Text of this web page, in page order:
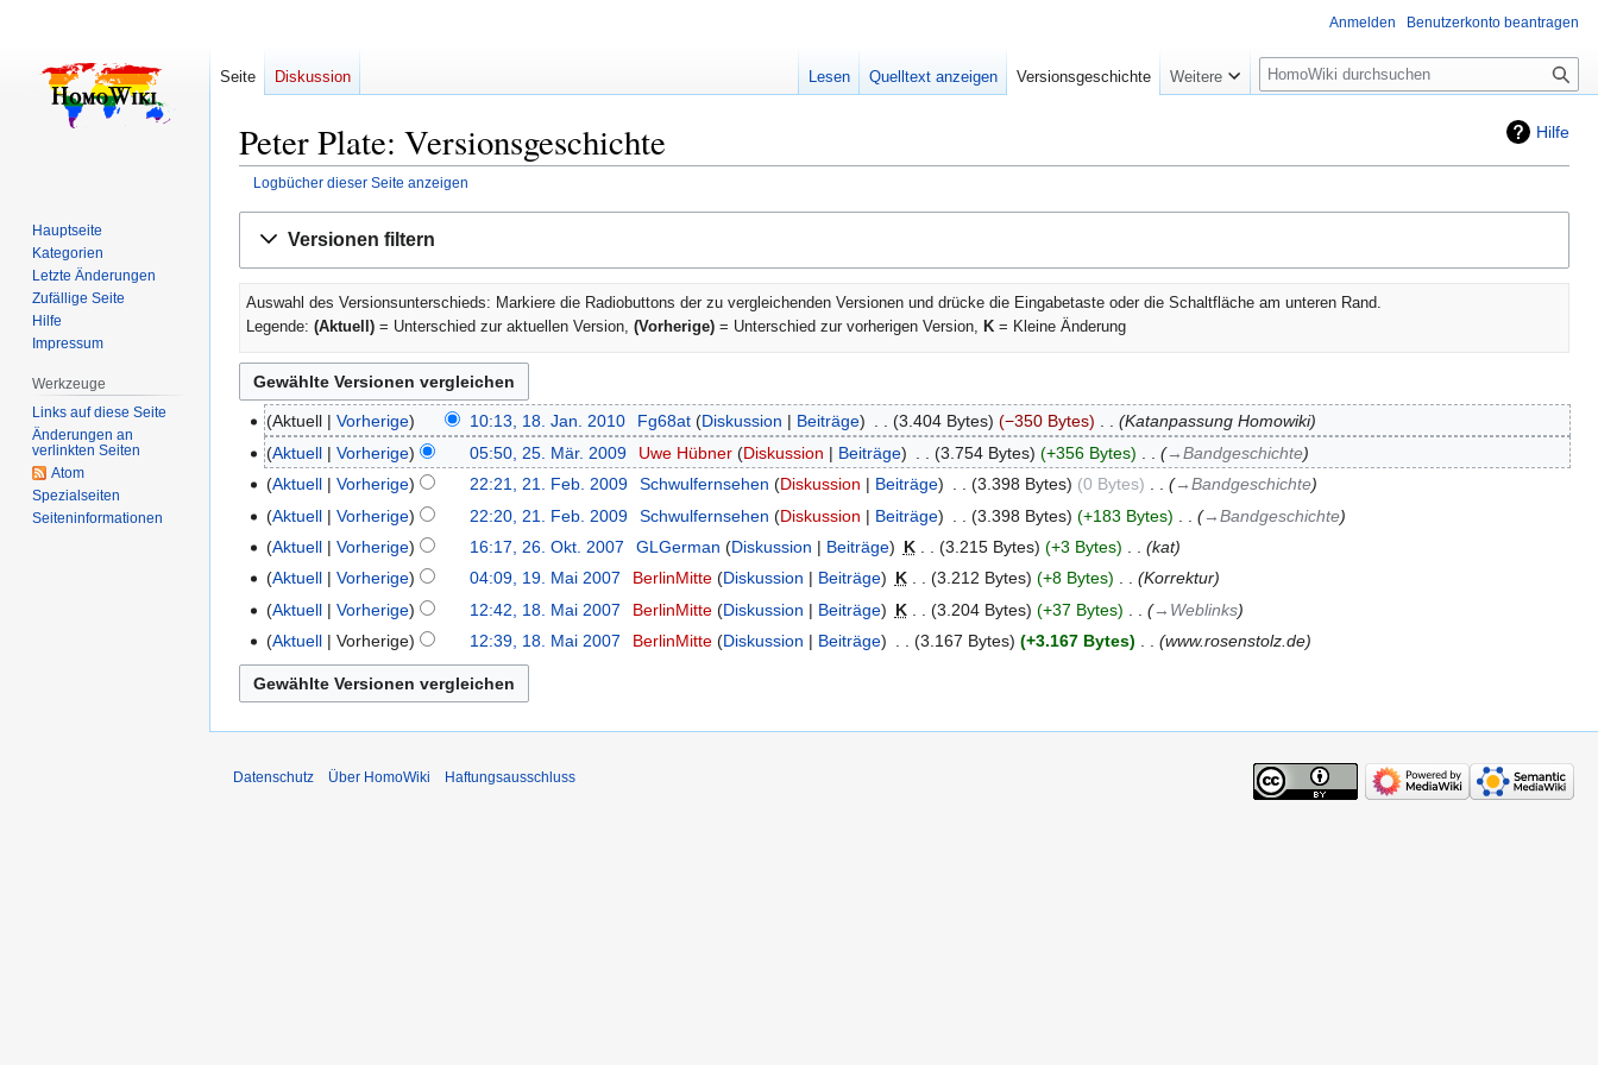
Hilfe
Peter Plate: Versionsgeschichte
Logbücher dieser Seite anzeigen
Navigation
Suche
Versionen filtern
Auswahl des Versionsunterschieds: Markiere die Radiobuttons der zu vergleichenden Versionen und drücke die Eingabetaste oder die Schaltfläche am unteren Rand.
Legende: (Aktuell) = Unterschied zur aktuellen Version, (Vorherige) = Unterschied zur vorherigen Version, K = Kleine Änderung
18.
Januar
2010
Aktuell Vorherige 10:13, 18. Jan. 2010 Fg68at Diskussion Beiträge 3.404 Bytes −350 Bytes
Katanpassung Homowiki
25.
März
2009
Aktuell Vorherige 05:50, 25. Mär. 2009 Uwe Hübner Diskussion Beiträge 3.754 Bytes +356 Bytes
→‎Bandgeschichte
21.
Februar
2009
Aktuell Vorherige 22:21, 21. Feb. 2009 Schwulfernsehen Diskussion Beiträge 3.398 Bytes 0 Bytes
→‎Bandgeschichte
Aktuell
Vorherige 22:20, 21. Feb. 2009 Schwulfernsehen Diskussion Beiträge 3.398 Bytes +183 Bytes
→‎Bandgeschichte
26.
Oktober
2007
Aktuell Vorherige 16:17, 26. Okt. 2007 GLGerman Diskussion Beiträge K 3.215 Bytes +3 Bytes
kat
19.
Mai
2007
Aktuell Vorherige 04:09, 19. Mai 2007 BerlinMitte Diskussion Beiträge K 3.212 Bytes +8 Bytes
Korrektur
18.
Mai
2007
Aktuell Vorherige 12:42, 18. Mai 2007 BerlinMitte Diskussion Beiträge K 3.204 Bytes +37 Bytes
→‎Weblinks
Aktuell
Vorherige 12:39, 18. Mai 2007 BerlinMitte Diskussion Beiträge 3.167 Bytes +3.167 Bytes www.rosenstolz.de
Anmelden Benutzerkonto beantragen
Seite Diskussion Lesen Quelltext anzeigen Versionsgeschichte Weitere
Suche
Hauptseite
Kategorien
Letzte Änderungen
Zufällige Seite
Hilfe
Impressum
Werkzeuge
Links auf diese Seite
Änderungen an
verlinkten Seiten
Atom
Spezialseiten
Seiten­­informationen
Datenschutz Über HomoWiki Haftungsausschluss